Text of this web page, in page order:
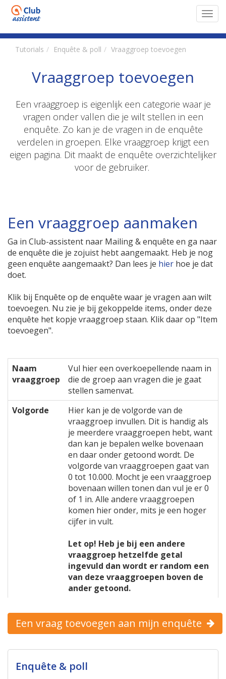
Tutorials Enquête & poll Vraaggroep toevoegen
Vraaggroep toevoegen
Een vraaggroep is eigenlijk een categorie waar je
vragen onder vallen die je wilt stellen in een
enquête. Zo kan je de vragen in de enquête
verdelen in groepen. Elke vraaggroep krijgt een
eigen pagina. Dit maakt de enquête overzichtelijker
voor de gebruiker.
Een vraaggroep aanmaken
Ga in Club-assistent naar Mailing & enquête en ga naar
de enquête die je zojuist hebt aangemaakt. Heb je nog
geen enquête aangemaakt? Dan lees je hier hoe je dat
doet.
Klik bij Enquête op de enquête waar je vragen aan wilt
toevoegen. Nu zie je bij gekoppelde items, onder deze
enquête het kopje vraaggroep staan. Klik daar op "Item
toevoegen".
Naam
vraaggroep
Vul hier een overkoepellende naam in
die de groep aan vragen die je gaat
stellen samenvat.
Volgorde
Hier kan je de volgorde van de
vraaggroep invullen. Dit is handig als
je meerdere vraaggroepen hebt, want
dan kan je bepalen welke bovenaan
en daar onder getoond wordt. De
volgorde van vraaggroepen gaat van
0 tot 10.000. Mocht je een vraaggroep
bovenaan willen tonen dan vul je er 0
of 1 in. Alle andere vraaggroepen
komen hier onder, mits je een hoger
cijfer in vult.
Let op! Heb je bij een andere
vraaggroep hetzelfde getal
ingevuld dan wordt er random een
van deze vraaggroepen boven de
ander getoond.
Een vraag toevoegen aan mijn enquête
Enquête & poll